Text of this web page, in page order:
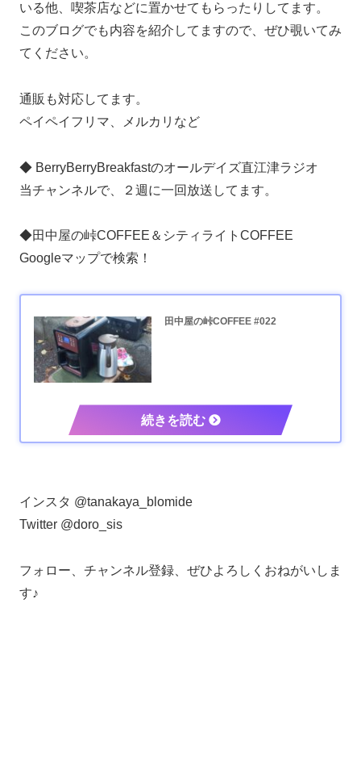
いる他、喫茶店などに置かせてもらったりしてます。
このブログでも内容を紹介してますので、ぜひ覗いてみ
てください。
通販も対応してます。
ペイペイフリマ、メルカリなど
◆ BerryBerryBreakfastのオールデイズ直江津ラジオ
当チャンネルで、２週に一回放送してます。
◆田中屋の峠COFFEE＆シティライトCOFFEE
Googleマップで検索！
田中屋の峠COFFEE #022
インスタ @tanakaya_blomide
Twitter @doro_sis
フォロー、チャンネル登録、ぜひよろしくおねがいしま
す♪